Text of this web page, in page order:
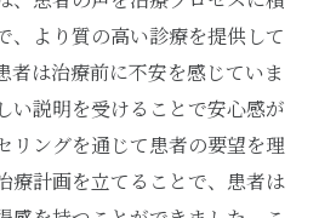
、より質の高い診療を提供して
者は治療前に不安を感じていま
い説明を受けることで安心感が
リングを通じて患者の要望を理
療計画を立てることで、患者は